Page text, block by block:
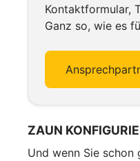
Kontaktformular,
Ganz so, wie es
ZAUN
Und wenn Sie schon